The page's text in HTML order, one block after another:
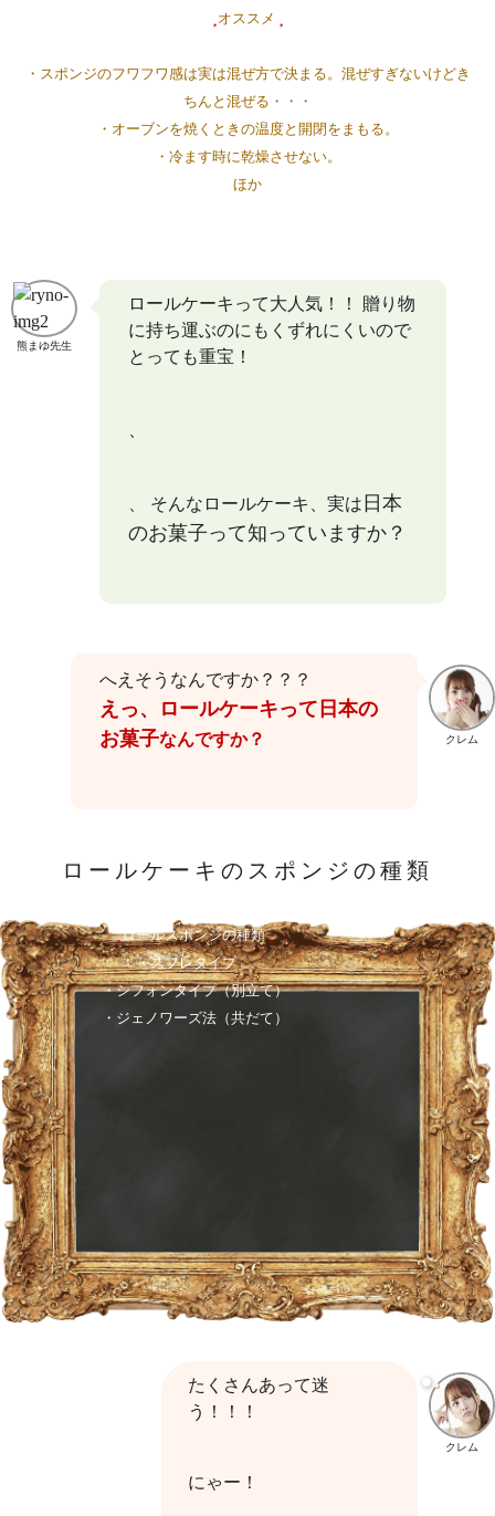
オススメ
・スポンジのフワフワ感は実は混ぜ方で決まる。混ぜすぎないけどき
ちんと混ぜる・・・
・オーブンを焼くときの温度と開閉をまもる。
・冷ます時に乾燥させない。
ほか
熊まゆ先生
ロールケーキって大人気！！ 贈り物
に持ち運ぶのにもくずれにくいので
とっても重宝！
、 そんなロールケーキ、実は 日本
のお菓子って知っていますか？
クレム
へえそうなんですか？？？
えっ、ロールケーキって日本の
お菓子なんですか？
ロールケーキのスポンジの種類
ロールスポンジの種類
・スフレタイプ 。
・シフォンタイプ（別立て）
・ジェノワーズ法（共だて）
クレム
たくさんあって迷
う！！！
にゃー！